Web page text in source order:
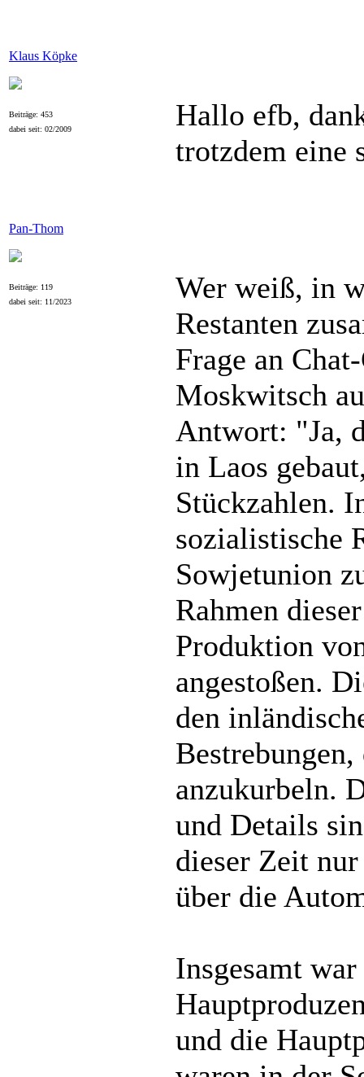
Klaus Köpke
Beiträge: 453
dabei seit: 02/2009
Hallo efb,
trotzdem eine
Pan-Thom
Beiträge: 119
dabei seit: 11/2023
Wer weiß, in
Restanten
Frage an
Moskwitsch
Antwort: "Ja,
in Laos
Stückzahlen.
sozialistische
Sowjetunion
Rahmen
Produktion
angestoßen.
den
anzukurbeln.
und Details
dieser Zeit
über die
Insgesamt
und die